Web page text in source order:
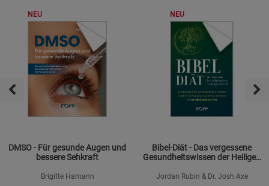
NEU
DMSO - Für gesunde Augen und
bessere Sehkraft
Brigitte Hamann
NEU
Bibel-Diät - Das vergessene
Gesundheitswissen der Heiligen
Jordan Rubin & Dr. Josh Axe